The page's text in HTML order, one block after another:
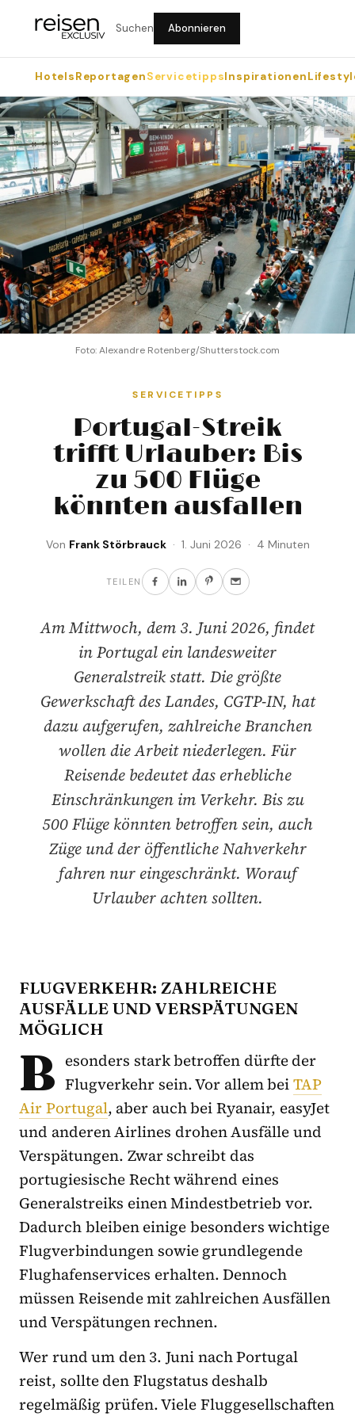
Suchen Abonnieren
HotelsReportagenServicetippsInspirationen
Foto: Alexandre Rotenberg/Shutterstock.com
SERVICETIPPS
Portugal-Streik
trifft Urlauber: Bis
zu 500 Flüge
könnten ausfallen
Von Frank Störbrauck· 1. Juni 2026 · 4 Minuten
TEILEN
Am Mittwoch, dem 3. Juni 2026, findet
in Portugal ein landesweiter
Generalstreik statt. Die größte
Gewerkschaft des Landes, CGTP-IN, hat
dazu aufgerufen, zahlreiche Branchen
wollen die Arbeit niederlegen. Für
Reisende bedeutet das erhebliche
Einschränkungen im Verkehr. Bis zu
500 Flüge könnten betroffen sein, auch
Züge und der öffentliche Nahverkehr
fahren nur eingeschränkt. Worauf
Urlauber achten sollten.
FLUGVERKEHR: ZAHLREICHE
AUSFÄLLE UND VERSPÄTUNGEN
MÖGLICH
B esonders stark betroffen dürfte der
Flugverkehr sein. Vor allem beiTAP
Air Portugal, aber auch bei Ryanair, easyJet
und anderen Airlines drohen Ausfälle und
Verspätungen. Zwar schreibt das
portugiesische Recht während eines
Generalstreiks einen Mindestbetrieb vor.
Dadurch bleiben einige besonders wichtige
Flugverbindungen sowie grundlegende
Flughafenservices erhalten. Dennoch
müssen Reisende mit zahlreichen Ausfällen
und Verspätungen rechnen.
Wer rund um den 3. Juni nach Portugal
reist, sollte den Flugstatus deshalb
regelmäßig prüfen. Viele Fluggesellschaften